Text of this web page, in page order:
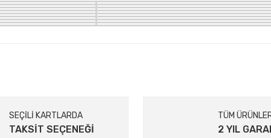
SEÇİLİ KARTLARDA
TAKSİT SEÇENEĞİ
TÜM
2 YIL